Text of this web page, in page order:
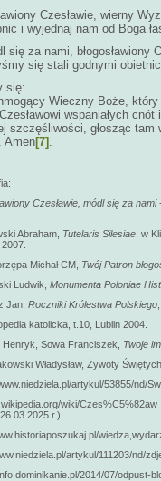
Czesławie, wierny
i wyjednaj nam od Boga
się za nami, błogosławiony
się stali godnymi
się:
Wieczny Boże, który
wspaniałych
szczęśliwości, głosząc tam
Amen[7] .
Czesławie, módl się za nami
Abraham, Tutelaris Silesiae , w
Michał CM, Twój Patron
Ludwik, Monumenta Poloniae
Jan, Roczniki Królestwa Polskiego
katolicka, t.10, Lublin 2004.
Sowa Franciszek, Twoje
Władysław, Żywoty
artykul/53855/nd/
wiki/
r.)
artykul/111203/nd/
2014/07/odpust-